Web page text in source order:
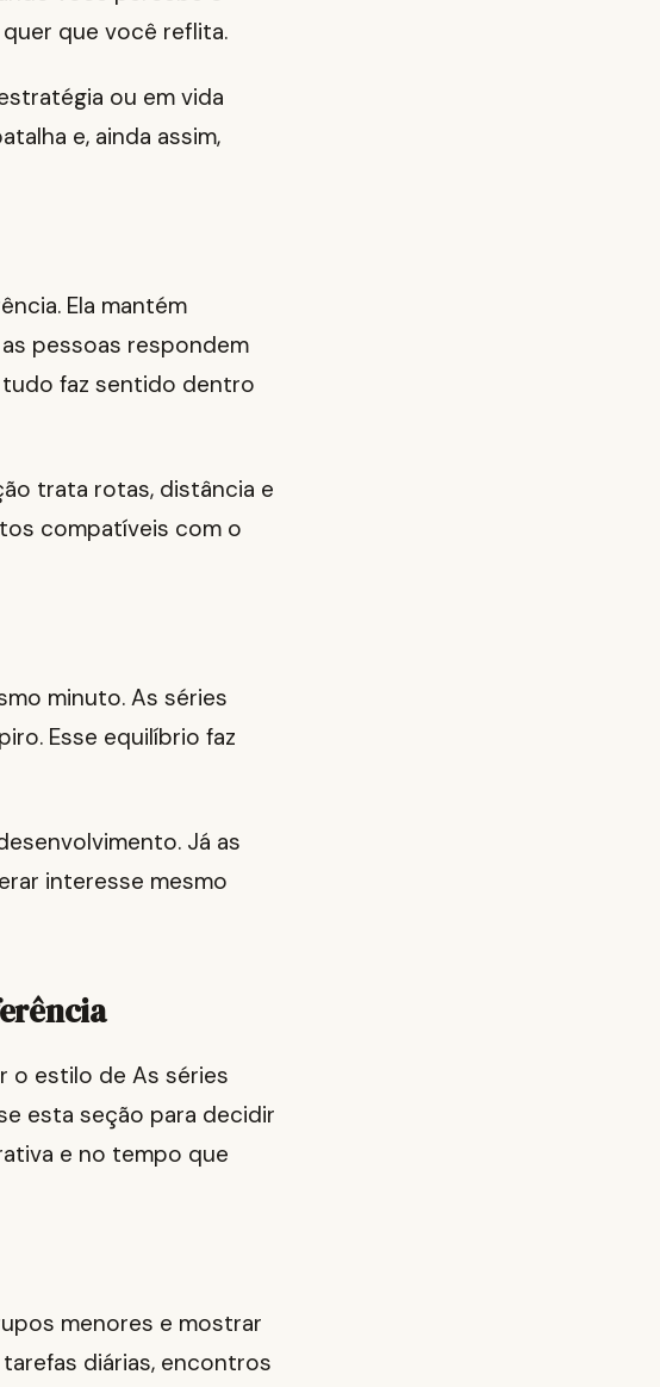
que você reflita.
ou em vida
e, ainda assim,
Ela mantém
pessoas respondem
faz sentido dentro
trata rotas, distância e
compatíveis com o
minuto. As séries
Esse equilíbrio faz
Já as
interesse mesmo
o estilo de As séries
esta seção para decidir
e no tempo que
menores e mostrar
diárias, encontros